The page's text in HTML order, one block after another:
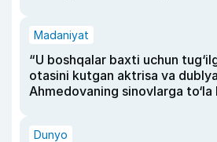
Madaniyat
“U boshqalar baxti uchun
otasini kutgan aktrisa va
Ahmedovaning sinovlarga to‘la
Dunyo